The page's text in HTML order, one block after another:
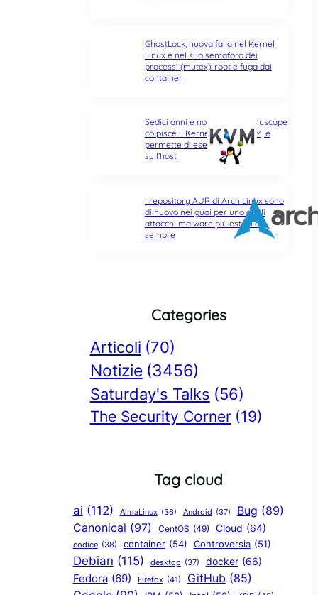
GhostLock, nuova falla nel Kernel
Linux e nel suo semaforo dei
processi (mutex): root e fuga dai
container
Sedici anni e non sentirli: Januscape
colpisce il Kernel Linux e KVM, e
permette di eseguire codice
sull’host
I repository AUR di Arch Linux sono
di nuovo nei guai per uno degli
attacchi malware più estesi di
sempre
Categories
Articoli (70)
Notizie (3456)
Saturday's Talks (56)
The Security Corner (19)
Tag cloud
ai (112) AlmaLinux (36) Android (37) Bug (89)
Canonical (97) CentOS (49) Cloud (64)
codice (38) container (54) Controversia (51)
Debian (115) desktop (37) docker (66)
Fedora (69) Firefox (41) GitHub (85)